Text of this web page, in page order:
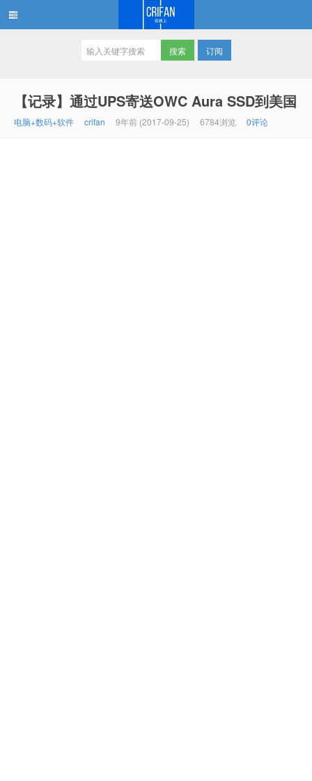
订阅
【记录】通过UPS寄送OWC Aura SSD到美国
电脑+数码+软件 crifan 9年前 (2017-09-25) 6784浏览 0评论